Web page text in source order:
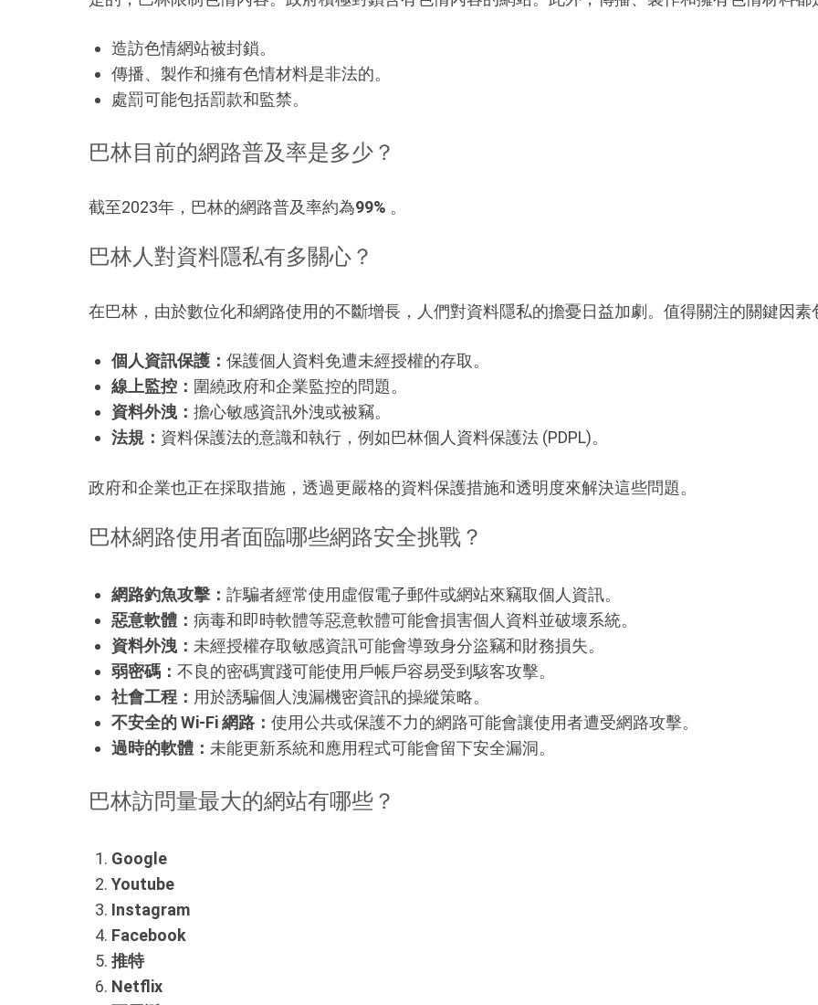
造訪色情網站被封鎖。
傳播、製作和擁有色情材料是非法的。
處罰可能包括罰款和監禁。
巴林目前的網路普及率是多少？
截至2023年，巴林的網路普及率約為99% 。
巴林人對資料隱私有多關心？
在巴林，由於數位化和網路使用的不斷增長，人們對資料隱私的擔憂日益加劇。值得關注的關鍵因素
個人資訊保護： 保護個人資料免遭未經授權的存取。
線上監控： 圍繞政府和企業監控的問題。
資料外洩： 擔心敏感資訊外洩或被竊。
法規： 資料保護法的意識和執行，例如巴林個人資料保護法 (PDPL)。
政府和企業也正在採取措施，透過更嚴格的資料保護措施和透明度來解決這些問題。
巴林網路使用者面臨哪些網路安全挑戰？
網路釣魚攻擊： 詐騙者經常使用虛假電子郵件或網站來竊取個人資訊。
惡意軟體： 病毒和即時軟體等惡意軟體可能會損害個人資料並破壞系統。
資料外洩： 未經授權存取敏感資訊可能會導致身分盜竊和財務損失。
弱密碼： 不良的密碼實踐可能使用戶帳戶容易受到駭客攻擊。
社會工程： 用於誘騙個人洩漏機密資訊的操縱策略。
不安全的 Wi-Fi 網路： 使用公共或保護不力的網路可能會讓使用者遭受網路攻擊。
過時的軟體： 未能更新系統和應用程式可能會留下安全漏洞。
巴林訪問量最大的網站有哪些？
Google
Youtube
Instagram
Facebook
推特
Netflix